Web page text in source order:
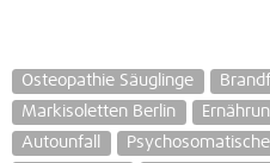
Osteopathie Säuglinge
Markisoletten Berlin
Autounfall